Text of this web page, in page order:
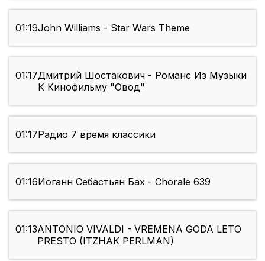
01:19John Williams - Star Wars Theme
01:17Дмитрий Шостакович - Романс Из Музыки
К Кинофильму "Овод"
01:17Радио 7 время классики
01:16Иоганн Себастьян Бах - Chorale 639
01:13ANTONIO VIVALDI - VREMENA GODA LETO
PRESTO (ITZHAK PERLMAN)